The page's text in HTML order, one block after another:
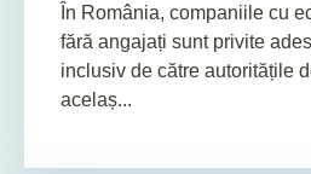
În România, companiile cu
fără angajați sunt privite
inclusiv de către autoritățile
acelaș...